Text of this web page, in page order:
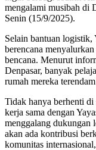
mengalami musibah di
Senin (15/9/2025).
Selain bantuan logistik,
berencana
bencana. Menurut
Denpasar, banyak
rumah mereka
Tidak hanya berhenti
kerja sama dengan
menggalang dukungan
akan ada kontribusi
komunitas